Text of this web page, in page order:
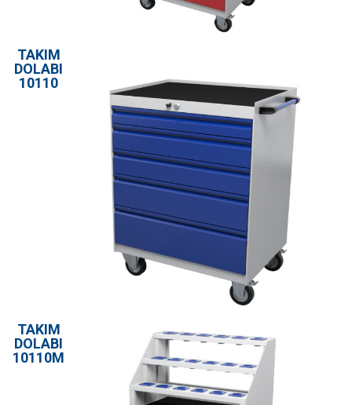
TAKIM
DOLABI
10110
TAKIM
DOLABI
10110M